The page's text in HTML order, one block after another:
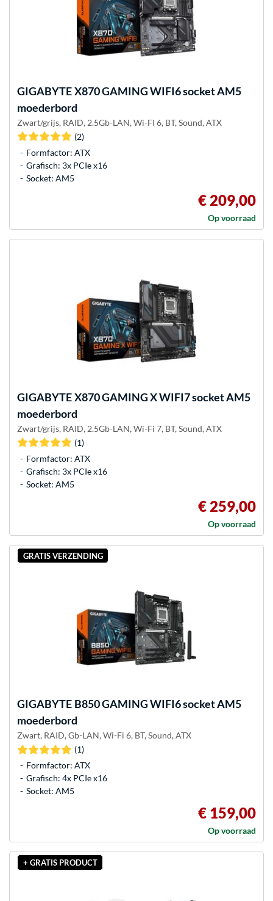
GIGABYTEX870 GAMING WIFI6 socket AM5
moederbord
Zwart/grijs, RAID, 2.5Gb-LAN, Wi-FI 6, BT, Sound, ATX
(2)
Formfactor: ATX
Grafisch: 3x PCIe x16
Socket: AM5
€ 209,00
Op voorraad
GIGABYTEX870 GAMING X WIFI7 socket AM5
moederbord
Zwart/grijs, RAID, 2.5Gb-LAN, Wi-Fi 7, BT, Sound, ATX
(1)
Formfactor: ATX
Grafisch: 3x PCIe x16
Socket: AM5
€ 259,00
Op voorraad
GRATIS VERZENDING
GIGABYTE B850 GAMING WIFI6 socket AM5
moederbord
Zwart, RAID, Gb-LAN, Wi-Fi 6, BT, Sound, ATX
(1)
Formfactor: ATX
Grafisch: 4x PCIe x16
Socket: AM5
€ 159,00
Op voorraad
+ GRATIS PRODUCT